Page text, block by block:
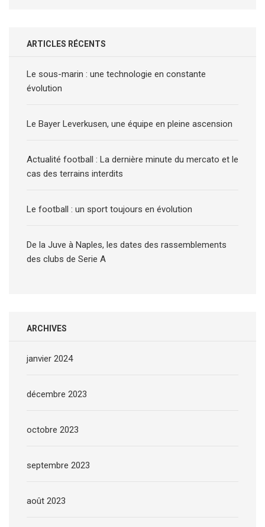
ARTICLES RÉCENTS
Le sous-marin : une technologie en constante
évolution
Le Bayer Leverkusen, une équipe en pleine ascension
Actualité football : La dernière minute du mercato et le
cas des terrains interdits
Le football : un sport toujours en évolution
De la Juve à Naples, les dates des rassemblements
des clubs de Serie A
ARCHIVES
janvier 2024
décembre 2023
octobre 2023
septembre 2023
août 2023